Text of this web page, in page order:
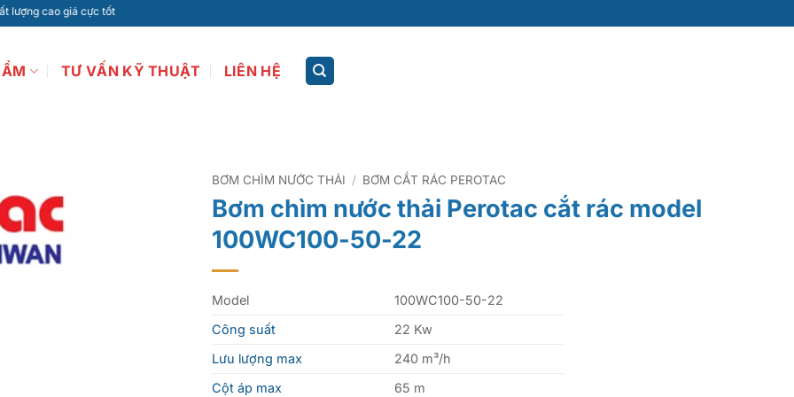
giá cực tốt
TƯ VẤN KỸ THUẬT LIÊN HỆ
BƠM CHÌM NƯỚC THẢI / BƠM CẮT RÁC PEROTAC
Bơm chìm nước thải Perotac cắt rác model
100WC100-50-22
Model
100WC100-50-22
Công suất
22 Kw
Lưu lượng max
240 m³/h
Cột áp max
65 m